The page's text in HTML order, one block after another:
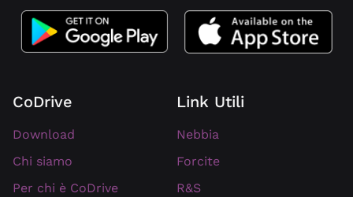
CoDrive
Download
Chi siamo
Per chi è CoDrive
Link Utili
Nebbia
Forcite
R&S